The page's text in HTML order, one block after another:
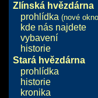
Zlínská hvězdárna
prohlídka (nové
kde nás najdete
vybavení
historie
Stará hvězdárna
prohlídka
historie
kronika